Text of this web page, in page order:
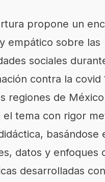
propone un
empático sobre las
sociales
contra la covid
regiones de
el tema con rigor
basándose
datos y enfoques
desarrolladas